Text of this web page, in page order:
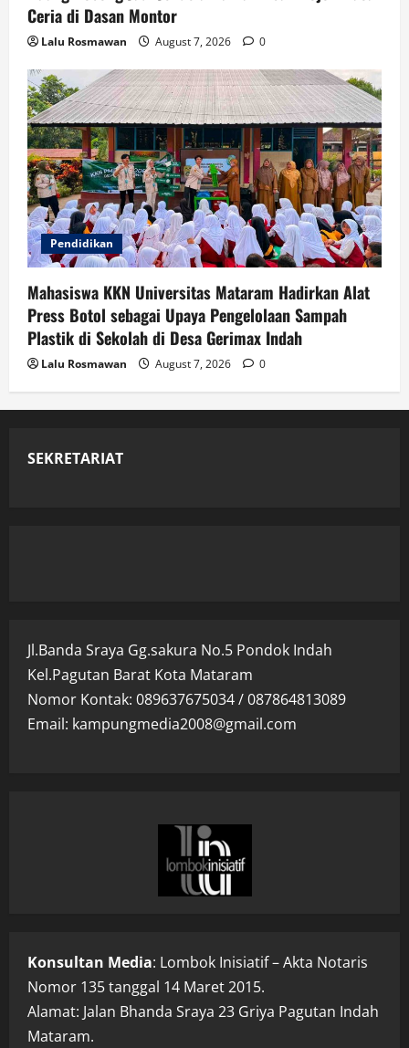
Ceria di Dasan Montor
Lalu Rosmawan August 7, 2026 0
Pendidikan
Mahasiswa KKN Universitas Mataram Hadirkan Alat
Press Botol sebagai Upaya Pengelolaan Sampah
Plastik di Sekolah di Desa Gerimax Indah
Lalu Rosmawan August 7, 2026 0
SEKRETARIAT
Jl.Banda Sraya Gg.sakura No.5 Pondok Indah
Kel.Pagutan Barat Kota Mataram
Nomor Kontak: 089637675034 / 087864813089
Email: kampungmedia2008@gmail.com
Konsultan Media: Lombok Inisiatif – Akta Notaris
Nomor 135 tanggal 14 Maret 2015.
Alamat: Jalan Bhanda Sraya 23 Griya Pagutan Indah
Mataram.